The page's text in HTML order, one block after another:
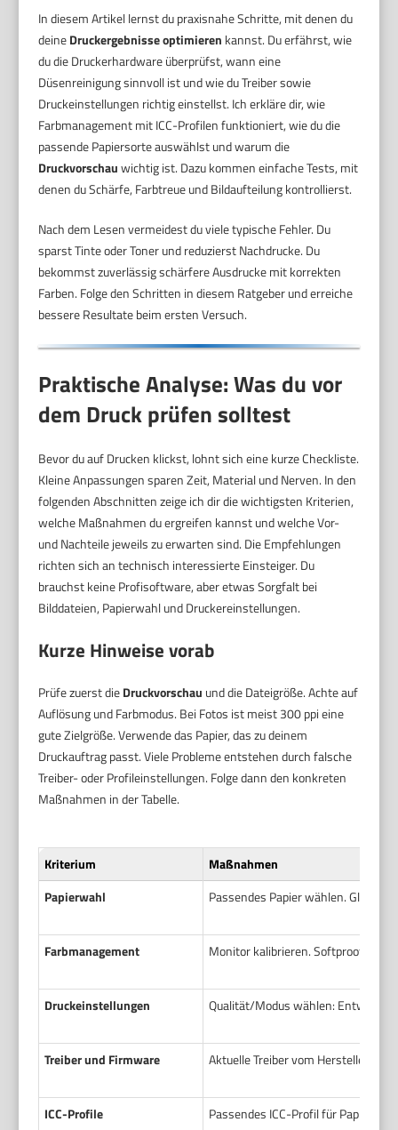
In diesem Artikel lernst du praxisnahe Schritte, mit denen du
deineDruckergebnisse optimieren kannst. Du erfährst, wie
du die Druckerhardware überprüfst, wann eine
Düsenreinigung sinnvoll ist und wie du Treiber sowie
Druckeinstellungen richtig einstellst. Ich erkläre dir, wie
Farbmanagement mit ICC-Profilen funktioniert, wie du die
passende Papiersorte auswählst und warum die
Druckvorschauwichtig ist. Dazu kommen einfache Tests, mit
denen du Schärfe, Farbtreue und Bildaufteilung kontrollierst.
Nach dem Lesen vermeidest du viele typische Fehler. Du
sparst Tinte oder Toner und reduzierst Nachdrucke. Du
bekommst zuverlässig schärfere Ausdrucke mit korrekten
Farben. Folge den Schritten in diesem Ratgeber und erreiche
bessere Resultate beim ersten Versuch.
Praktische Analyse: Was du vor
dem Druck prüfen solltest
Bevor du auf Drucken klickst, lohnt sich eine kurze Checkliste.
Kleine Anpassungen sparen Zeit, Material und Nerven. In den
folgenden Abschnitten zeige ich dir die wichtigsten Kriterien,
welche Maßnahmen du ergreifen kannst und welche Vor-
und Nachteile jeweils zu erwarten sind. Die Empfehlungen
richten sich an technisch interessierte Einsteiger. Du
brauchst keine Profisoftware, aber etwas Sorgfalt bei
Bilddateien, Papierwahl und Druckereinstellungen.
Kurze Hinweise vorab
Prüfe zuerst dieDruckvorschau und die Dateigröße. Achte auf
Auflösung und Farbmodus. Bei Fotos ist meist 300 ppi eine
gute Zielgröße. Verwende das Papier, das zu deinem
Druckauftrag passt. Viele Probleme entstehen durch falsche
Treiber- oder Profileinstellungen. Folge dann den konkreten
Maßnahmen in der Tabelle.
Kriterium
Maßnahmen
Papierwahl
Passendes Papier wählen.
Farbmanagement Monitor kalibrieren. Softproof in
Druckeinstellungen Qualität/Modus wählen: Entwurf,
Treiber und Firmware Aktuelle Treiber vom Hersteller
ICC-Profile Passendes ICC-Profil für Papier